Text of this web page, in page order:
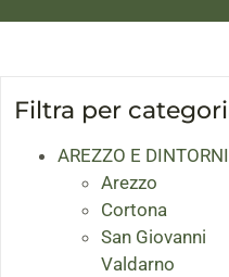
Filtra per
AREZZO E DINTORNI
Arezzo
Cortona
San Giovanni
Valdarno